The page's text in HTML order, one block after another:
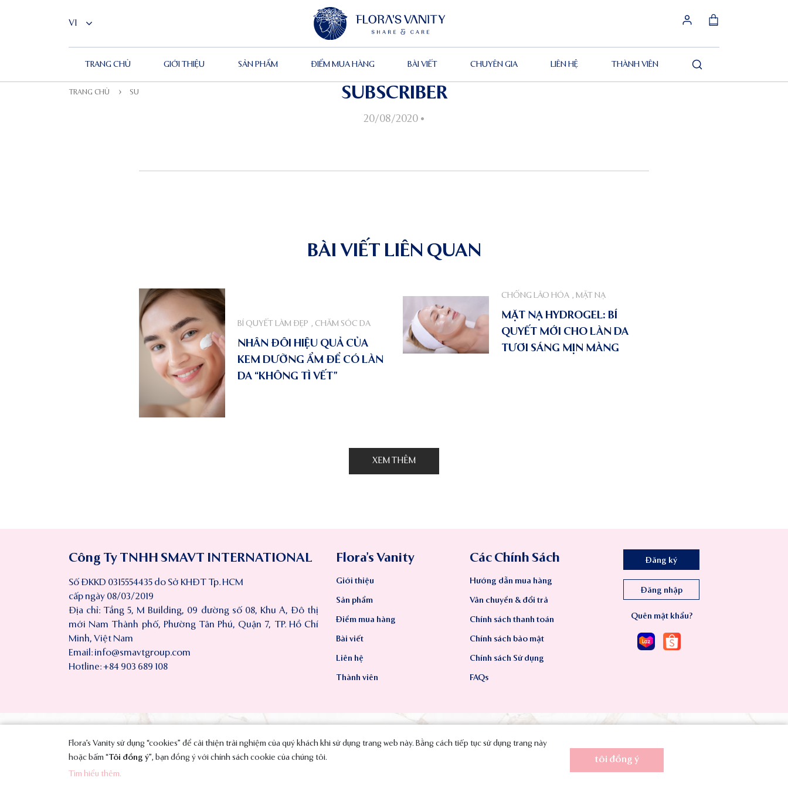
TRANG CHỦ GIỚI THIỆU SẢN PHẨM ĐIỂM MUA HÀNG BÀI VIẾT CHUYÊN GIA LIÊN HỆ THÀNH VIÊN
Tìm
TRANG CHỦ SUBSCRIBER SUBSCRIBER
20/08/2020 •
BÀI VIẾT LIÊN QUAN
BÍ QUYẾT LÀM ĐẸP , CHĂM SÓC DA
NHÂN ĐÔI HIỆU QUẢ CỦA
KEM DƯỠNG ẨM ĐỂ CÓ LÀN
DA “KHÔNG TÌ VẾT”
CHỐNG LÃO HÓA , MẶT NẠ
MẶT NẠ HYDROGEL: BÍ
QUYẾT MỚI CHO LÀN DA
TƯƠI SÁNG MỊN MÀNG
XEM THÊM
Công Ty TNHH SMAVT INTERNATIONAL
Số ĐKKD 0315554435 do Sở KHĐT Tp. HCM
cấp ngày 08/03/2019
Địa chỉ: Tầng 5, M Building, 09 đường số 08, Khu A, Đô thị
mới Nam Thành phố, Phường Tân Phú, Quận 7, TP. Hồ Chí
Minh, Việt Nam
Email: info@smavtgroup.com
Hotline: +84 903 689 108
Flora’s Vanity
Giới thiệu
Sản phẩm
Điểm mua hàng
Bài viết
Liên hệ
Thành viên
Các Chính Sách
Hướng dẫn mua hàng
Vân chuyển & đổi trả
Chính sách thanh toán
Chính sách bảo mật
Chính sách Sử dụng
FAQs
Đăng ký
Đăng nhập
Quên mật khẩu?
Copyright © 2023 SMAVT International Co., Ltd. All Rights Reserved.
Flora’s Vanity sử dụng “cookies” để cải thiện trải nghiệm của quý khách khi sử dụng trang web này. Bằng cách tiếp tục sử dụng trang này
hoặc bấm “Tôi đồng ý”, bạn đồng ý với chính sách cookie của chúng tôi.
Tìm hiểu thêm.
tôi đồng ý